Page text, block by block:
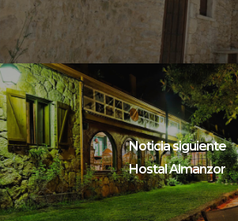
Noticia siguiente
Hostal Almanzor